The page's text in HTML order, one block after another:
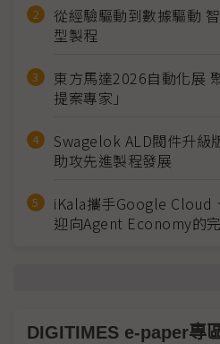
從經驗驅動到數據驅動
型製程
東方馬達2026自動化展
提案專家」
Swagelok ALD閥件升級
助攻先進製程發展
iKala攜手Google Cloud
迎向Agent Economy的
DIGITIMES e-paper專